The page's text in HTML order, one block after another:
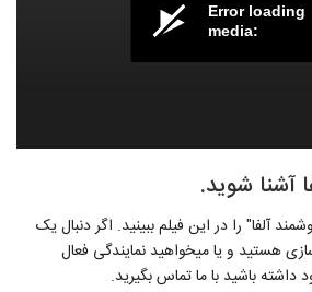
Error loading
media:
آشنا شوید.
آلفا" را در این فیلم ببینید. اگر دنبال یک
هستید و یا میخواهید نمایندگی فعال
باشید با ما تماس بگیرید.